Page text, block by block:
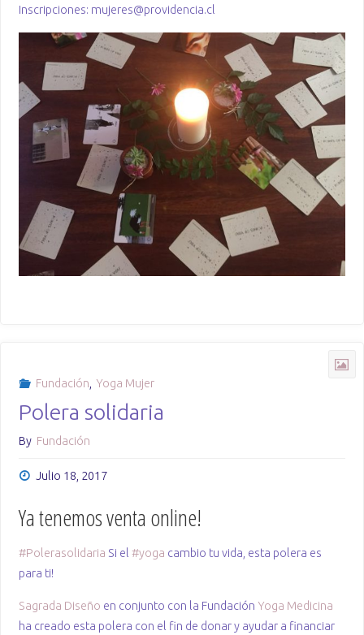
Inscripciones: mujeres@providencia.cl
Fundación, Yoga Mujer
Polera solidaria
By Fundación
Julio 18, 2017
Ya tenemos venta online!
#Polerasolidaria Si el#yoga cambio tu vida, esta polera es
para ti!
Sagrada Diseño en conjunto con la Fundación Yoga Medicina
ha creado esta polera con el fin de donar y ayudar a financiar